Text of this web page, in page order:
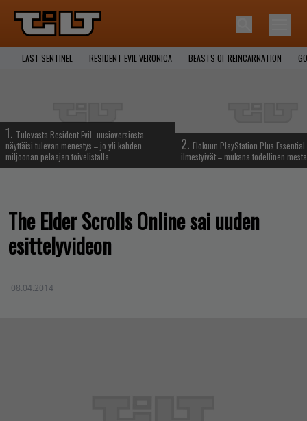
LAST SENTINEL RESIDENT EVIL VERONICA BEASTS OF REINCARNATION
1. Tulevasta Resident Evil -uusioversiosta
näyttäisi tulevan menestys – jo yli kahden
miljoonan pelaajan toivelistalla
2. Elokuun PlayStation Plus
ilmestyivät – mukana todellinen
The Elder Scrolls Online sai uuden
esittelyvideon
08.04.2014